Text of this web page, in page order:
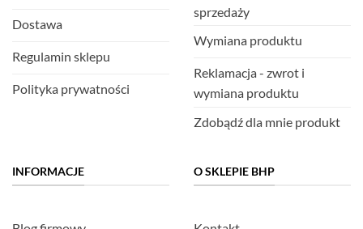
Dostawa
Regulamin sklepu
Polityka prywatności
sprzedaży
Wymiana produktu
Reklamacja - zwrot i
wymiana produktu
Zdobądź dla mnie produkt
INFORMACJE O SKLEPIE BHP